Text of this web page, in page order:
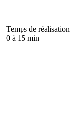
Temps de réalisation
0 à 15 min